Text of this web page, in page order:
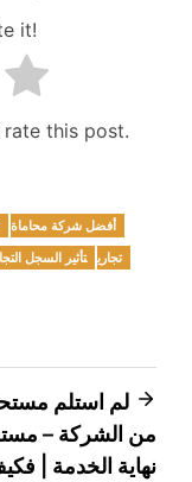
it!
this post.
#أفضل شركة محاماة
تجاري
تأثير السجل
لم استلم
من الشركة –
نهاية الخدمة |